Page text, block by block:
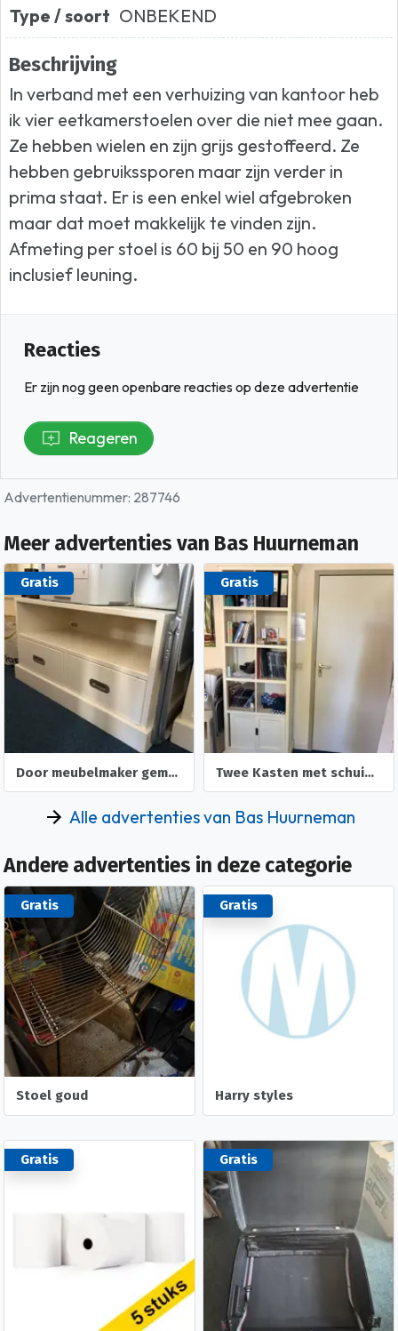
Type / soort ONBEKEND
Beschrijving
In verband met een verhuizing van kantoor heb
ik vier eetkamerstoelen over die niet mee gaan.
Ze hebben wielen en zijn grijs gestoffeerd. Ze
hebben gebruikssporen maar zijn verder in
prima staat. Er is een enkel wiel afgebroken
maar dat moet makkelijk te vinden zijn.
Afmeting per stoel is 60 bij 50 en 90 hoog
inclusief leuning.
Reacties
Er zijn nog geen openbare reacties op deze advertentie
Reageren
Advertentienummer: 287746
Meer advertenties van Bas Huurneman
Gratis
Door meubelmaker gemaakte TV-kast 100 x 45 x 55
Gratis
Twee Kasten met schuiflades en 8 vakken.
Alle advertenties van Bas Huurneman
Andere advertenties in deze categorie
Gratis
Stoel goud
Gratis
Harry styles
Gratis Gratis